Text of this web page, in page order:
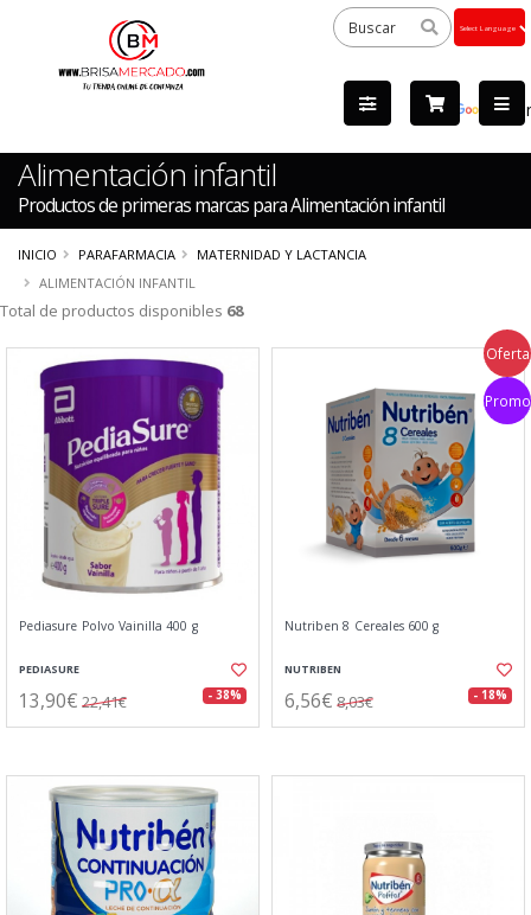
by
Alimentación infantil
Productos de primeras marcas para Alimentación infantil
INICIO PARAFARMACIA
MATERNIDAD Y LACTANCIA
ALIMENTACIÓN INFANTIL
Total de productos disponibles 68
Pediasure Polvo Vainilla 400 g
PEDIASURE
13,90€ 22,41€ - 38%
Oferta
Promo
Nutriben 8 Cereales 600 g
NUTRIBEN
6,56€ 8,03€ - 18%